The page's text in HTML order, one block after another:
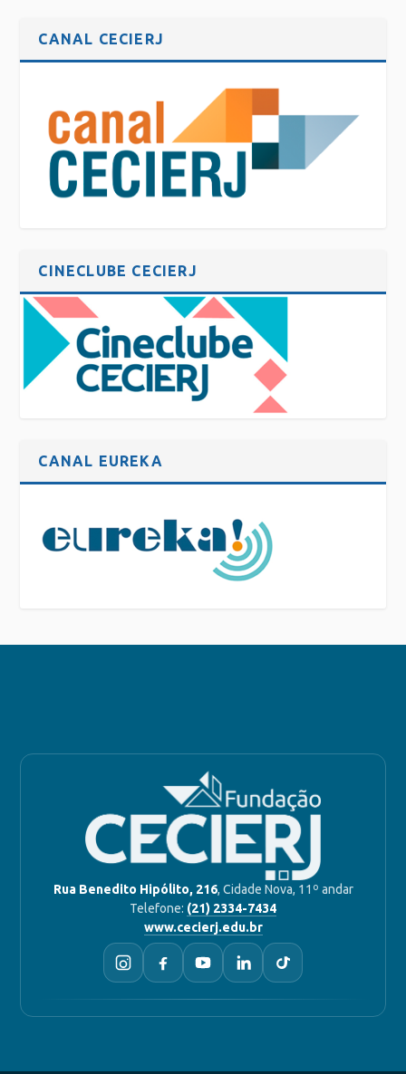
CANAL CECIERJ
CINECLUBE CECIERJ
CANAL EUREKA
Rua Benedito Hipólito, 216, Cidade Nova, 11º andar
Telefone: (21) 2334-7434
www.cecierj.edu.br